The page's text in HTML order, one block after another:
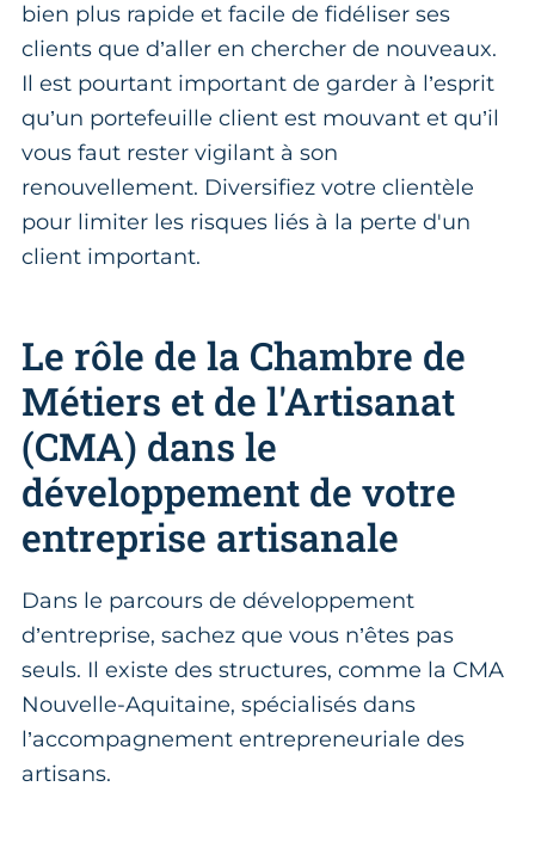
bien plus rapide et facile de fidéliser ses
clients que d’aller en chercher de nouveaux.
Il est pourtant important de garder à l’esprit
qu’un portefeuille client est mouvant et qu’il
vous faut rester vigilant à son
renouvellement. Diversifiez votre clientèle
pour limiter les risques liés à la perte d'un
client important.
Le rôle de la Chambre de
Métiers et de l'Artisanat
(CMA) dans le
développement de votre
entreprise artisanale
Dans le parcours de développement
d’entreprise, sachez que vous n’êtes pas
seuls. Il existe des structures, comme la CMA
Nouvelle-Aquitaine, spécialisés dans
l’accompagnement entrepreneuriale des
artisans.